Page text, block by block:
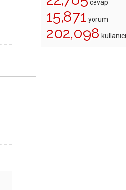
cevap
15,871 yorum
202,098 kullanıcı